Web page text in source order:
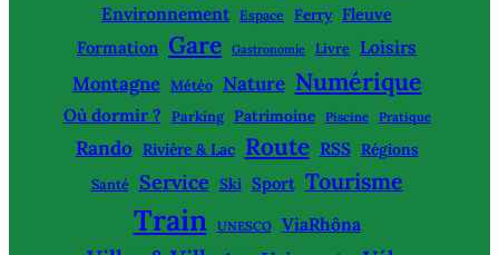
Environnement Espace Ferry Fleuve
Formation Gare Gastronomie Livre Loisirs
Montagne Météo Nature Numérique
Où dormir ? Parking Patrimoine Piscine Pratique
Rando Rivière & Lac Route RSS Régions
Santé Service Ski Sport Tourisme
Train UNESCO ViaRhôna